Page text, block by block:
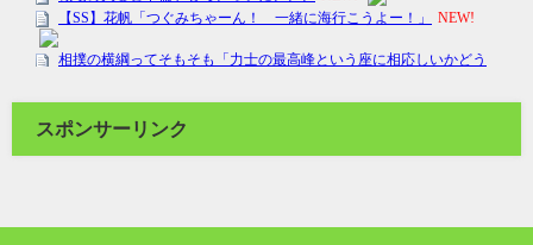
スポンサーリンク